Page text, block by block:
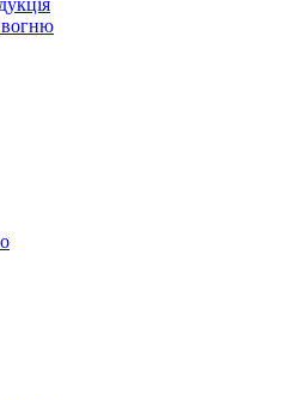
вогню